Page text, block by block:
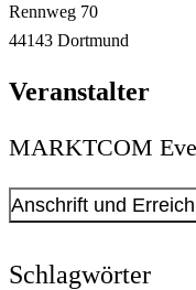
Rennweg 70
44143 Dortmund
Veranstalter
MARKTCOM
Anschrift und
Anschrift
Schlagwörter